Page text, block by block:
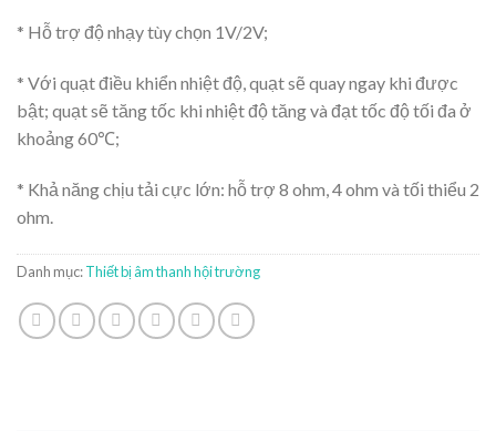
* Hỗ trợ độ nhạy tùy chọn 1V/2V;
* Với quạt điều khiển nhiệt độ, quạt sẽ quay ngay khi được
bật; quạt sẽ tăng tốc khi nhiệt độ tăng và đạt tốc độ tối đa ở
khoảng 60℃;
* Khả năng chịu tải cực lớn: hỗ trợ 8 ohm, 4 ohm và tối thiểu 2
ohm.
Danh mục:Thiết bị âm thanh hội trường